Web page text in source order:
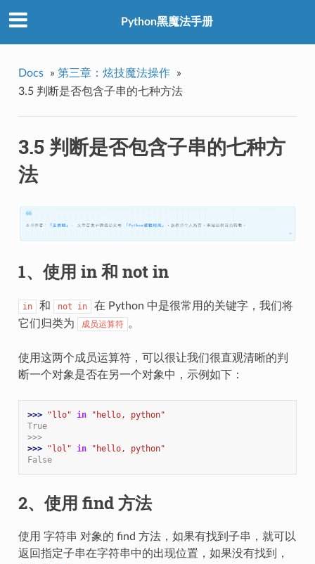
Python黑魔法手册
Docs » 第三章：炫技魔法操作
»
3.5 判断是否包含子串的七种方法
3.5 判断是否包含子串的七种方
法
1、使用 in 和 not in
in 和 not in
在 Python 中是很常用的关键字，我们将
它们归类为
成员运算符 。
使用这两个成员运算符，可以很让我们很直观清晰的判
断一个对象是否在另一个对象中，示例如下：
>>> "llo" in
"hello, python"
True
>>>
>>>
"lol" in
"hello, python"
False
2、使用 find 方法
使用 字符串 对象的 find 方法，如果有找到子串，就可以
返回指定子串在字符串中的出现位置，如果没有找到，